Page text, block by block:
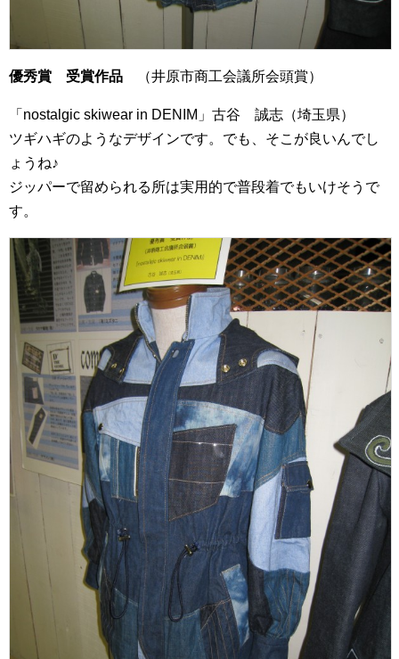
優秀賞 受賞作品 （井原市商工会議所会頭賞）
「nostalgic skiwear in DENIM」古谷 誠志（埼玉県）
ツギハギのようなデザインです。でも、そこが良いんでし
ょうね♪
ジッパーで留められる所は実用的で普段着でもいけそうで
す。